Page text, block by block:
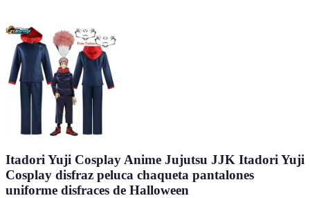
Itadori Yuji Cosplay Anime Jujutsu JJK Itadori Yuji
Cosplay disfraz peluca chaqueta pantalones
uniforme disfraces de Halloween